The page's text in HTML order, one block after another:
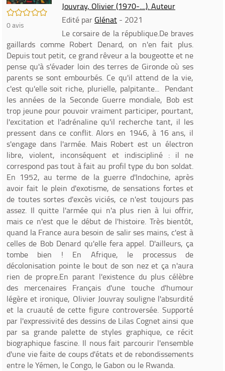
/5
0avis
Jouvray, Olivier (1970-....). Auteur
Edité par Glénat - 2021
Le corsaire de la république.De braves
gaillards comme Robert Denard, on n'en fait plus.
Depuis tout petit, ce grand rêveur a la bougeotte et ne
pense qu'à s'évader loin des terres de Gironde où ses
parents se sont embourbés. Ce qu'il attend de la vie,
c'est qu'elle soit riche, plurielle, palpitante... Pendant
les années de la Seconde Guerre mondiale, Bob est
trop jeune pour pouvoir vraiment participer, pourtant,
l'excitation et l'adrénaline qu'il recherche tant, il les
pressent dans ce conflit. Alors en 1946, à 16 ans, il
s'engage dans l'armée. Mais Robert est un électron
libre, violent, inconséquent et indiscipliné : il ne
correspond pas tout à fait au profil type du bon soldat.
En 1952, au terme de la guerre d'Indochine, après
avoir fait le plein d'exotisme, de sensations fortes et
de toutes sortes d'excès viciés, ce n'est toujours pas
assez. Il quitte l'armée qui n'a plus rien à lui offrir,
mais ce n'est que le début de l'histoire. Très bientôt,
quand la France aura besoin de salir ses mains, c'est à
celles de Bob Denard qu'elle fera appel. D'ailleurs, ça
tombe bien ! En Afrique, le processus de
décolonisation pointe le bout de son nez et ça n'aura
rien de propre.En parant l'existence du plus célèbre
des mercenaires Français d'une touche d'humour
légère et ironique, Olivier Jouvray souligne l'absurdité
et la cruauté de cette figure controversée. Supporté
par l'expressivité des dessins de Lilas Cognet ainsi que
par sa grande palette de styles graphique, ce récit
biographique fascine. Il nous fait parcourir l'ensemble
d'une vie faite de coups d'états et de rebondissements
entre le Yémen, le Congo, le Gabon ou le Rwanda.